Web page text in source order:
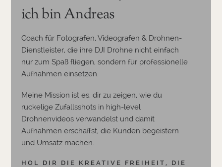
ich bin Andreas
Coach für Fotografen, Videografen & Drohnen-
Dienstleister, die ihre DJI Drohne nicht einfach
nur zum Spaß fliegen, sondern für professionelle
Aufnahmen einsetzen.
Meine Mission ist es, dir zu zeigen, wie du
ruckelige Zufallsshots in high-level
Drohnenvideos verwandelst und damit
Aufnahmen erschaffst, die Kunden begeistern
und Umsatz machen.
HOL DIR DIE KREATIVE FREIHEIT, DIE